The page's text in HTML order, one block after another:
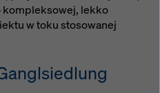
kompleksowej, lekko
w toku stosowanej